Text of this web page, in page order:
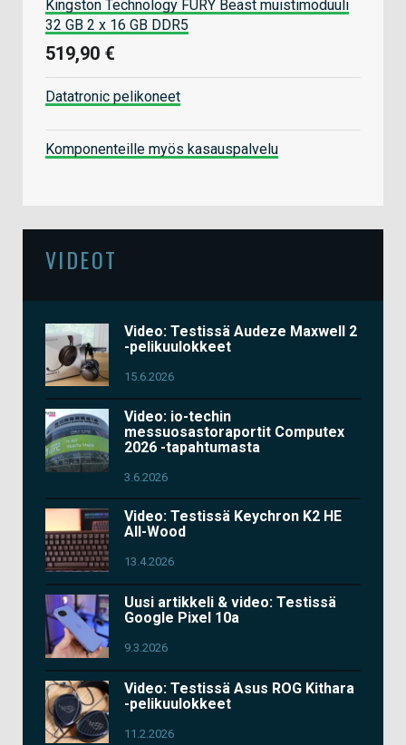
Kingston Technology FURY Beast muistimoduuli
32 GB 2 x 16 GB DDR5
519,90 €
Datatronic pelikoneet
Komponenteille myös kasauspalvelu
VIDEOT
Video: Testissä Audeze Maxwell 2
-pelikuulokkeet
15.6.2026
Video: io-techin
messuosastoraportit Computex
2026 -tapahtumasta
3.6.2026
Video: Testissä Keychron K2 HE
All-Wood
13.4.2026
Uusi artikkeli & video: Testissä
Google Pixel 10a
9.3.2026
Video: Testissä Asus ROG Kithara
-pelikuulokkeet
11.2.2026